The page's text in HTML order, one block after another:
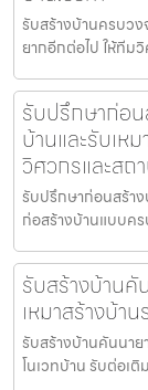
รับสร้างบ้านครบวง
ยากอีกต่อไป ให้ทีม
รับปรึกษาก่อ
บ้านและรับเห
วิศวกรและสถ
รับปรึกษาก่อนสร้าง
ก่อสร้างบ้านแบบค
รับสร้างบ้านคั
เหมาสร้างบ้า
รับสร้างบ้านคันนาย
โนเวทบ้าน รับต่อเ